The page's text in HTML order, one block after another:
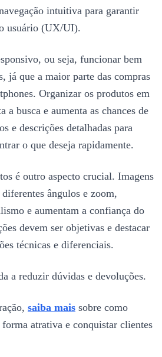
intuitiva para garantir
usuário (UX/UI).
ou seja, funcionar bem
já que a maior parte das compras
Organizar os produtos em
a busca e aumenta as chances de
e descrições detalhadas para
o que deseja rapidamente.
é outro aspecto crucial. Imagens
ângulos e zoom,
e aumentam a confiança do
devem ser objetivas e destacar
técnicas e diferenciais.
a reduzir dúvidas e devoluções.
saiba mais sobre como
forma atrativa e conquistar clientes